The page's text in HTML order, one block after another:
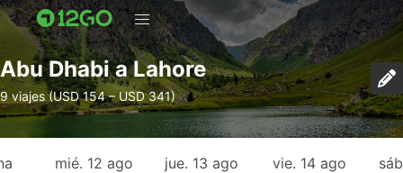
Abu Dhabi a Lahore
9 viajes (USD 154 – USD 341)
mié. 12 ago jue. 13 ago vie. 14 ago